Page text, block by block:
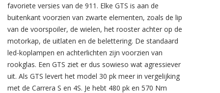
favoriete versies van de 911. Elke GTS is aan de
buitenkant voorzien van zwarte elementen, zoals de lip
van de voorspoiler, de wielen, het rooster achter op de
motorkap, de uitlaten en de belettering. De standaard
led-koplampen en achterlichten zijn voorzien van
rookglas. Een GTS ziet er dus sowieso wat agressiever
uit. Als GTS levert het model 30 pk meer in vergelijking
met de Carrera S en 4S. Je hebt 480 pk en 570 Nm